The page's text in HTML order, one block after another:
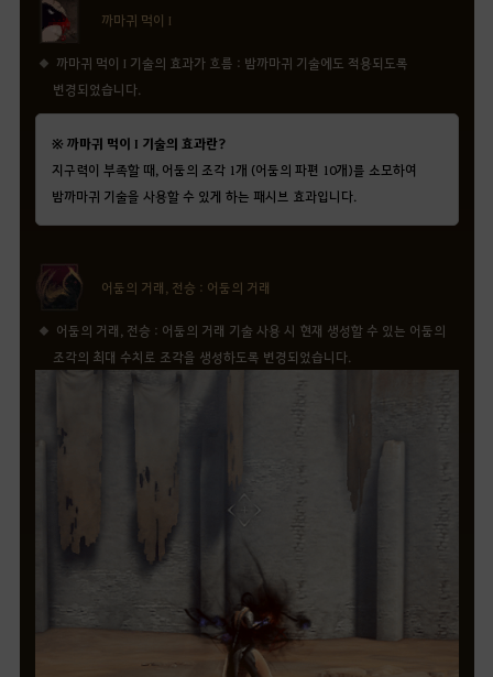
까마귀 먹이 I
까마귀 먹이 I 기술의 효과가 흐름 : 밤까마귀 기술에도 적용되도록
변경되었습니다.
※ 까마귀 먹이 I 기술의 효과란?
지구력이 부족할 때, 어둠의 조각 1개 (어둠의 파편 10개)를 소모하여
밤까마귀 기술을 사용할 수 있게 하는 패시브 효과입니다.
어둠의 거래, 전승 : 어둠의 거래
어둠의 거래, 전승 : 어둠의 거래 기술 사용 시 현재 생성할 수 있는 어둠의
조각의 최대 수치로 조각을 생성하도록 변경되었습니다.